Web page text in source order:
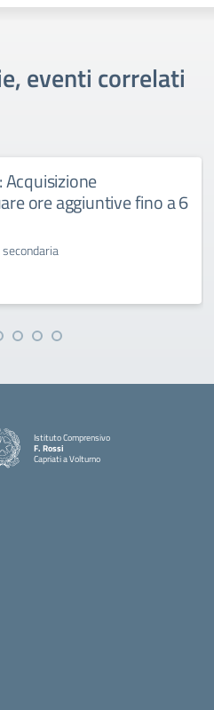
eventi correlati
Acquisizione
ore aggiuntive fino a 6
Istituto Comprensivo
F. Rossi
Capriati a Volturno
— Visita la pagina iniziale della scuola